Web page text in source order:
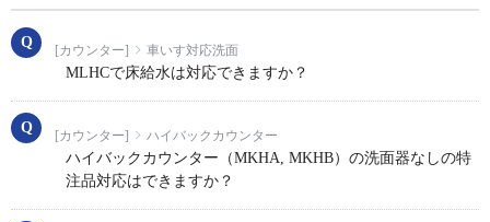
[カウンター] 車いす対応洗面
MLHCで床給水は対応できますか？
[カウンター] ハイバックカウンター
ハイバックカウンター（MKHA, MKHB）の洗面器なしの特
注品対応はできますか？